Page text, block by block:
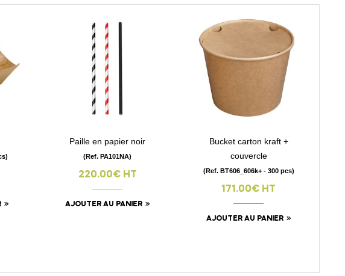
visibility
Paille en papier noir
(Ref. PA101NA)
220.00€ HT
AJOUTER AU PANIER
visibility
Bucket carton kraft +
couvercle
(Ref. BT606_606k+ - 300 pcs)
171.00€ HT
AJOUTER AU PANIER